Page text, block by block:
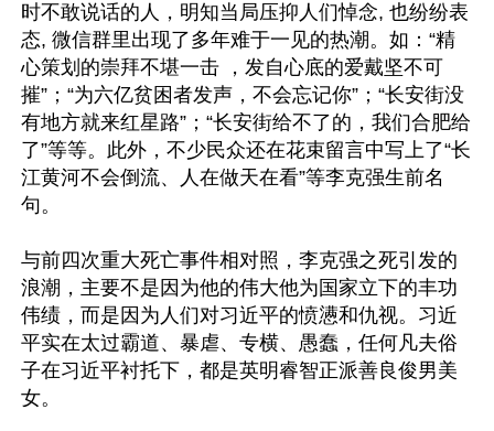
时不敢说话的人，明知当局压抑人们悼念, 也纷纷表
态, 微信群里出现了多年难于一见的热潮。如：“精
心策划的崇拜不堪一击 ，发自心底的爱戴坚不可
摧”；“为六亿贫困者发声，不会忘记你”；“长安街没
有地方就来红星路”；“长安街给不了的，我们合肥给
了”等等。此外，不少民众还在花束留言中写上了“长
江黄河不会倒流、人在做天在看”等李克强生前名
句。
与前四次重大死亡事件相对照，李克强之死引发的
浪潮，主要不是因为他的伟大他为国家立下的丰功
伟绩，而是因为人们对习近平的愤懑和仇视。习近
平实在太过霸道、暴虐、专横、愚蠢，任何凡夫俗
子在习近平衬托下，都是英明睿智正派善良俊男美
女。